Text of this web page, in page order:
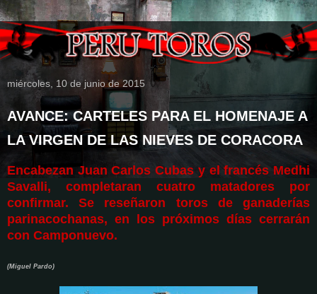
miércoles, 10 de junio de 2015
AVANCE: CARTELES PARA EL HOMENAJE A
LA VIRGEN DE LAS NIEVES DE CORACORA
Encabezan Juan Carlos Cubas y el francés Medhi
Savalli, completaran cuatro matadores por
confirmar. Se reseñaron toros de ganaderías
parinacochanas, en los próximos días cerrarán
con Camponuevo.
(Miguel Pardo)